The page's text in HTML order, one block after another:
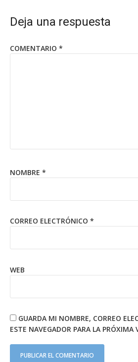
Deja una respuesta
COMENTARIO *
NOMBRE *
CORREO ELECTRÓNICO *
WEB
GUARDA MI NOMBRE, CORREO
ESTE NAVEGADOR PARA LA PRÓXIMA